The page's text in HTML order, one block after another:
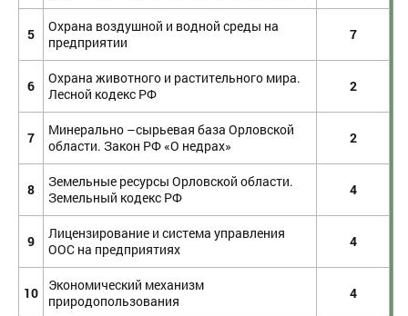
5
Охрана воздушной и водной среды на
предприятии
7
6
Охрана животного и растительного мира.
Лесной кодекс РФ
2
7
Минерально –сырьевая база Орловской
области. Закон РФ «О недрах»
2
8
Земельные ресурсы Орловской области.
Земельный кодекс РФ
4
9
Лицензирование и система управления
ООС на предприятиях
4
10
Экономический механизм
природопользования
4